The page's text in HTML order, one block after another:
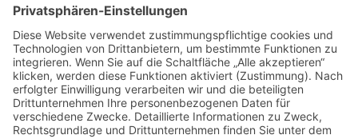
Spitzenqualität
Kompetente Beratung
Partner